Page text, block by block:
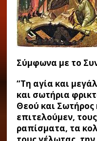
Σύμφωνα με το
“Τη αγία και
και σωτήρια
Θεού και Σωτήρος
επιτελούμεν,
ραπίσματα, τα